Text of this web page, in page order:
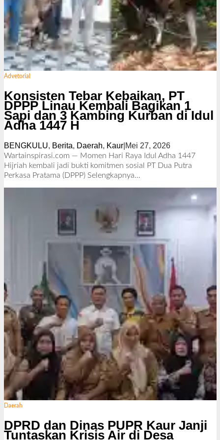
Advetorial
Konsisten Tebar Kebaikan, PT
DPPP Linau Kembali Bagikan 1
Sapi dan 3 Kambing Kurban di Idul
Adha 1447 H
BENGKULU, Berita, Daerah, Kaur| Mei 27, 2026o
l
e
a
Wartainspirasi.com — Momen Hari Raya Idul Adha 1447
Hijriah kembali jadi bukti komitmen sosial PT Dua Putra
Perkasa Pratama (DPPP) Selengkapnya…
Daerah
DPRD dan Dinas PUPR Kaur Janji
Tuntaskan Krisis Air di Desa